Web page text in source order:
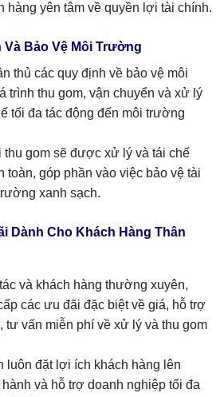
hàng yên tâm về quyền lợi tài chính.
Và Bảo Vệ Môi Trường
thủ các quy định về bảo vệ môi
trình thu gom, vận chuyển và xử lý
tối đa tác động đến môi trường
thu gom sẽ được xử lý và tái chế
toàn, góp phần vào việc bảo vệ tài
xanh sạch.
Dành Cho Khách Hàng Thân
và khách hàng thường xuyên,
các ưu đãi đặc biệt về giá, hỗ trợ
tư vấn miễn phí về xử lý và thu gom
luôn đặt lợi ích khách hàng lên
và hỗ trợ doanh nghiệp tối đa